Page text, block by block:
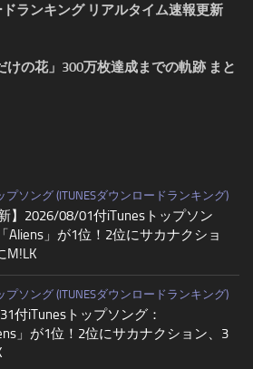
ランキング リアルタイム速報更新
けの花」300万枚達成までの軌跡 まと
プソング (ITUNESダウンロードランキング)
新】2026/08/01付iTunesトップソン
Aliens」が1位！2位にサカナクショ
M!LK
プソング (ITUNESダウンロードランキング)
付iTunesトップソング：
」が1位！2位にサカナクション、3